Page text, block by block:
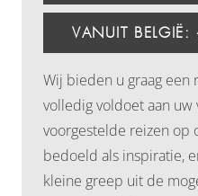
VANUIT
Wij bieden u graag een
volledig voldoet aan uw
voorgestelde reizen op
bedoeld als inspiratie,
kleine greep uit de